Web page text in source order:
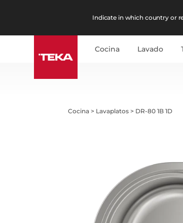
Indicate in which country or
Cocina Lavado
Cocina > Lavaplatos > DR-80 1B 1D